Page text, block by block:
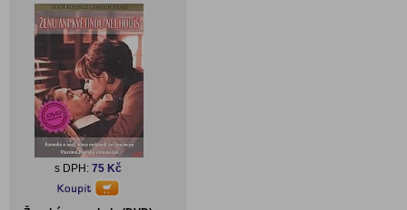
s DPH:75 Kč